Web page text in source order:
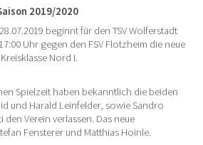
2019/2020
beginnt für den TSV Wolferstadt
Uhr gegen den FSV Flotzheim die neue
Nord I.
Spielzeit haben bekanntlich die beiden
und Harald Leinfelder, sowie Sandro
den Verein verlassen. Das neue
Fensterer und Matthias Hoinle.